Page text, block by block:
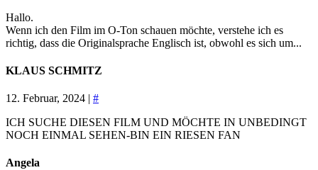
Hallo.
Wenn ich den Film im O-Ton schauen möchte, verstehe ich es
richtig, dass die Originalsprache Englisch ist, obwohl es sich um...
KLAUS SCHMITZ
12. Februar, 2024 | #
ICH SUCHE DIESEN FILM UND MÖCHTE IN UNBEDINGT
NOCH EINMAL SEHEN-BIN EIN RIESEN FAN
Angela